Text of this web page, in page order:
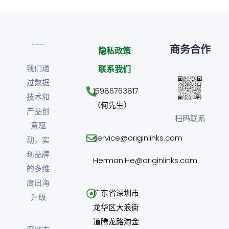
我们通
过数据
技术和
产品创
意驱
动，实
现品牌
的多维
度出海
升级
隐私政策
联系我们
15986763817
（何先生）
service@originlinks.com
Herman.He@originlinks.com
广东省深圳市
龙华区大浪街
道腾龙路淘金
商务合作
扫码联系